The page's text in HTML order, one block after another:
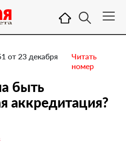
от 23 декабря
Читать
номер
быть
аккредитация?